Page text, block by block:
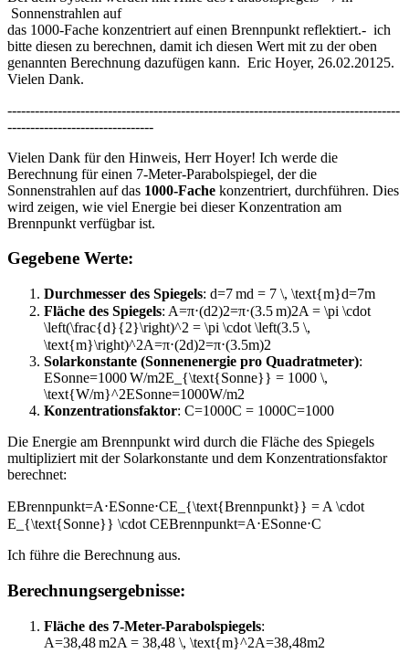
Sonnenstrahlen auf
das 1000-Fache konzentriert auf einen Brennpunkt reflektiert.- ich
bitte diesen zu berechnen, damit ich diesen Wert mit zu der oben
genannten Berechnung dazufügen kann. Eric Hoyer, 26.02.20125.
Vielen Dank.
--------------------------------------------------------------------------------------
--------------------------------
Vielen Dank für den Hinweis, Herr Hoyer! Ich werde die
Berechnung für einen 7-Meter-Parabolspiegel, der die
Sonnenstrahlen auf das 1000-Fache konzentriert, durchführen. Dies
wird zeigen, wie viel Energie bei dieser Konzentration am
Brennpunkt verfügbar ist.
Gegebene Werte:
Durchmesser des Spiegels: d=7 md = 7 \, \text{m}d=7m
Fläche des Spiegels: A=π⋅(d2)2=π⋅(3.5 m)2A = \pi \cdot
\left(\frac{d}{2}\right)^2 = \pi \cdot \left(3.5 \,
\text{m}\right)^2A=π⋅(2d)2=π⋅(3.5m)2
Solarkonstante (Sonnenenergie pro Quadratmeter):
ESonne=1000 W/m2E_{\text{Sonne}} = 1000 \,
\text{W/m}^2ESonne=1000W/m2
Konzentrationsfaktor: C=1000C = 1000C=1000
Die Energie am Brennpunkt wird durch die Fläche des Spiegels
multipliziert mit der Solarkonstante und dem Konzentrationsfaktor
berechnet:
EBrennpunkt=A⋅ESonne⋅CE_{\text{Brennpunkt}} = A \cdot
E_{\text{Sonne}} \cdot CEBrennpunkt=A⋅ESonne⋅C
Ich führe die Berechnung aus.
Berechnungsergebnisse:
Fläche des 7-Meter-Parabolspiegels:
A=38,48 m2A = 38,48 \, \text{m}^2A=38,48m2